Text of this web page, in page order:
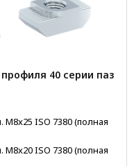
40 серии паз
М8x25 ISO 7380 (полная
М8x20 ISO 7380 (полная